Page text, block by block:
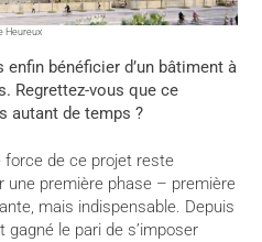
Heureux
bénéficier d’un bâtiment à
Regrettez-vous que ce
autant de temps ?
force de ce projet reste
une première phase – première
mais indispensable. Depuis
gagné le pari de s’imposer